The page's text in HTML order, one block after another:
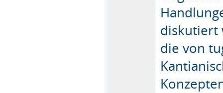
diskutiert
die von